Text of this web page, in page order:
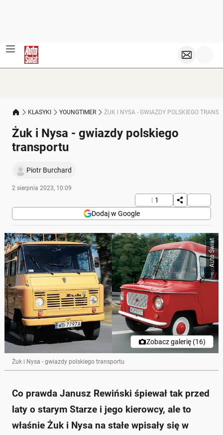
KLASYKI YOUNGTIMER ŻUK I NYSA - GWIAZDY POLSKIEGO
Żuk i Nysa - gwiazdy polskiego
transportu
Piotr Burchard
2 sierpnia 2023, 10:09
1
Dodaj w Google
Auto Świat
Zobacz galerię (16)
Żuk i Nysa - gwiazdy polskiego transportu
Co prawda Janusz Rewiński śpiewał tak przed
laty o starym Starze i jego kierowcy, ale to
właśnie Żuk i Nysa na stałe wpisały się w